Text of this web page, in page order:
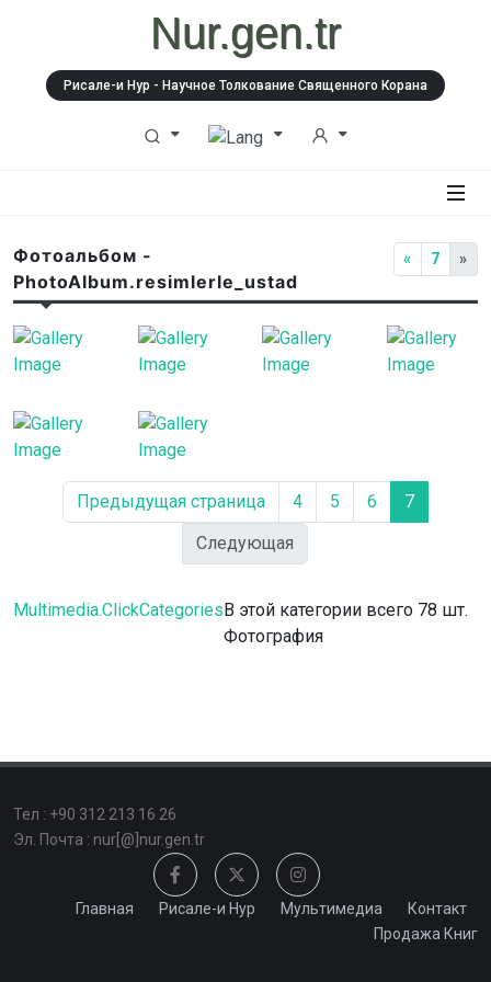
Nur.gen.tr
Рисале-и Нур - Научное Толкование Священного Корана
Фотоальбом -
PhotoAlbum.resimlerle_ustad
« 7 »
Предыдущая страница 4 5 6
7
Следующая
Multimedia.ClickCategoriesВ этой категории всего 78 шт.
Фотография
Тел : +90 312 213 16 26
Эл. Почта : nur[@]nur.gen.tr
Главная Рисале-и Нур Мультимедиа
Контакт
Продажа Книг